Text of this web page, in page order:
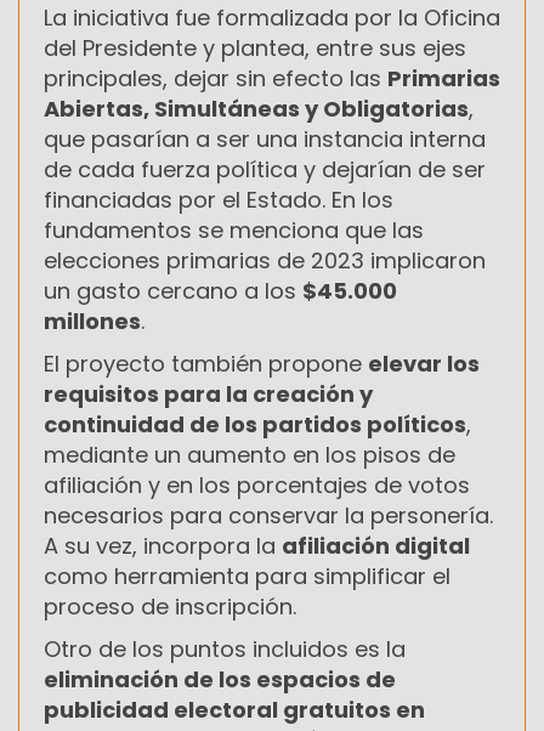
La iniciativa fue formalizada por la Oficina
del Presidente y plantea, entre sus ejes
principales, dejar sin efecto las Primarias
Abiertas, Simultáneas y Obligatorias,
que pasarían a ser una instancia interna
de cada fuerza política y dejarían de ser
financiadas por el Estado. En los
fundamentos se menciona que las
elecciones primarias de 2023 implicaron
un gasto cercano a los $45.000
millones.
El proyecto también propone elevar los
requisitos para la creación y
continuidad de los partidos políticos,
mediante un aumento en los pisos de
afiliación y en los porcentajes de votos
necesarios para conservar la personería.
A su vez, incorpora la afiliación digital
como herramienta para simplificar el
proceso de inscripción.
Otro de los puntos incluidos es la
eliminación de los espacios de
publicidad electoral gratuitos en